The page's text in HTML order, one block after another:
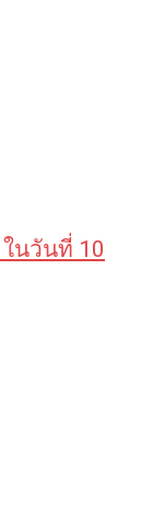
ในวันที่ 10